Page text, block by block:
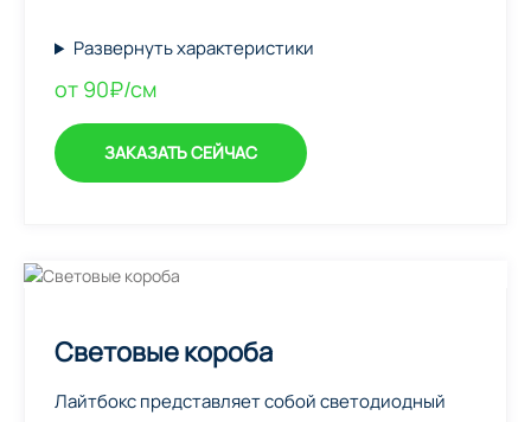
Развернуть характеристики
от 90₽/см
ЗАКАЗАТЬ СЕЙЧАС
Световые короба
Лайтбокс представляет собой светодиодный